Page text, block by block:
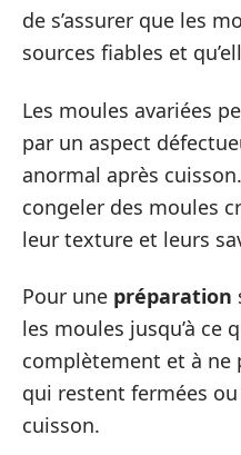
de s’assurer que les
sources fiables et
Les moules avariées
par un aspect
anormal après
congeler des moules
leur texture et leurs
Pour une préparation
les moules jusqu’à ce
complètement et à ne
qui restent fermées
cuisson.